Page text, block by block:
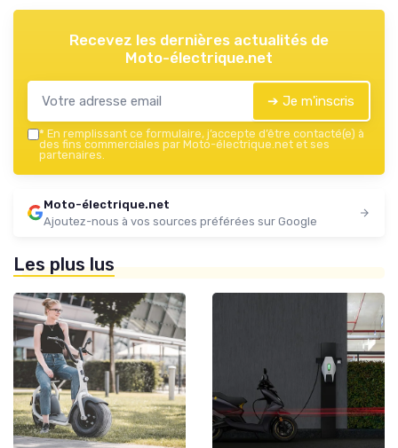
Recevez les dernières actualités de
Moto-électrique.net
➔ Je m'inscris
* En remplissant ce formulaire, j’accepte d’être contacté(e) à
des fins commerciales par Moto-électrique.net et ses
partenaires.
Moto-électrique.net
Ajoutez-nous à vos sources préférées sur Google
Les plus lus